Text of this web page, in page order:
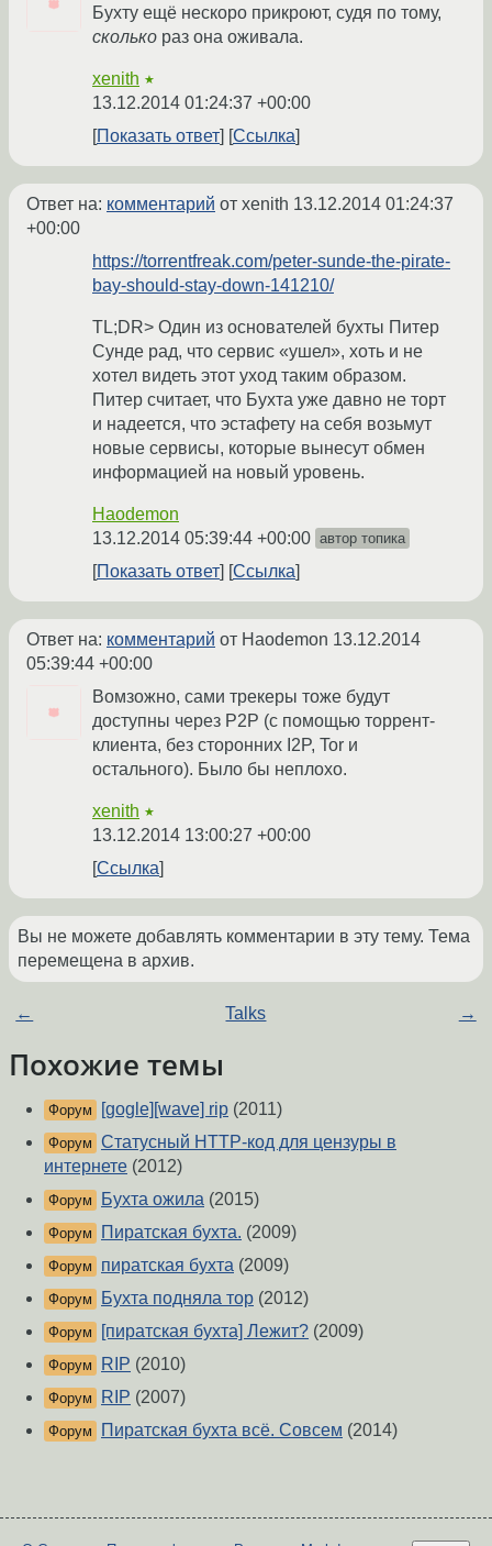
Бухту ещё нескоро прикроют, судя по тому,
сколько раз она оживала.
xenith ★
13.12.2014 01:24:37 +00:00
Показать ответ
Ссылка
Ответ на: комментарий от xenith 13.12.2014 01:24:37
+00:00
https://torrentfreak.com/peter-sunde-the-pirate-
bay-should-stay-down-141210/
TL;DR> Один из основателей бухты Питер
Сунде рад, что сервис «ушел», хоть и не
хотел видеть этот уход таким образом.
Питер считает, что Бухта уже давно не торт
и надеется, что эстафету на себя возьмут
новые сервисы, которые вынесут обмен
информацией на новый уровень.
Haodemon
13.12.2014 05:39:44 +00:00 автор топика
Показать ответ Ссылка
Ответ на: комментарий от Haodemon 13.12.2014
05:39:44 +00:00
Вомзожно, сами трекеры тоже будут
доступны через P2P (с помощью торрент-
клиента, без сторонних I2P, Tor и
остального). Было бы неплохо.
xenith ★
13.12.2014 13:00:27 +00:00
Ссылка
Вы не можете добавлять комментарии в эту тему. Тема
перемещена в архив.
← Talks →
Похожие темы
Форум [gogle][wave] rip (2011)
Форум Статусный HTTP-код для цензуры в
интернете (2012)
Форум Бухта ожила (2015)
Форум Пиратская бухта. (2009)
Форум пиратская бухта (2009)
Форум Бухта подняла тор (2012)
Форум [пиратская бухта] Лежит? (2009)
Форум RIP (2010)
Форум RIP (2007)
Форум Пиратская бухта всё. Совсем (2014)